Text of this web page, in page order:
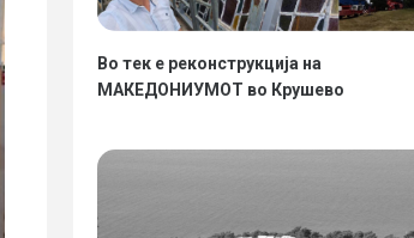
Во тек е реконструкција на
МАКЕДОНИУМОТ во Крушево